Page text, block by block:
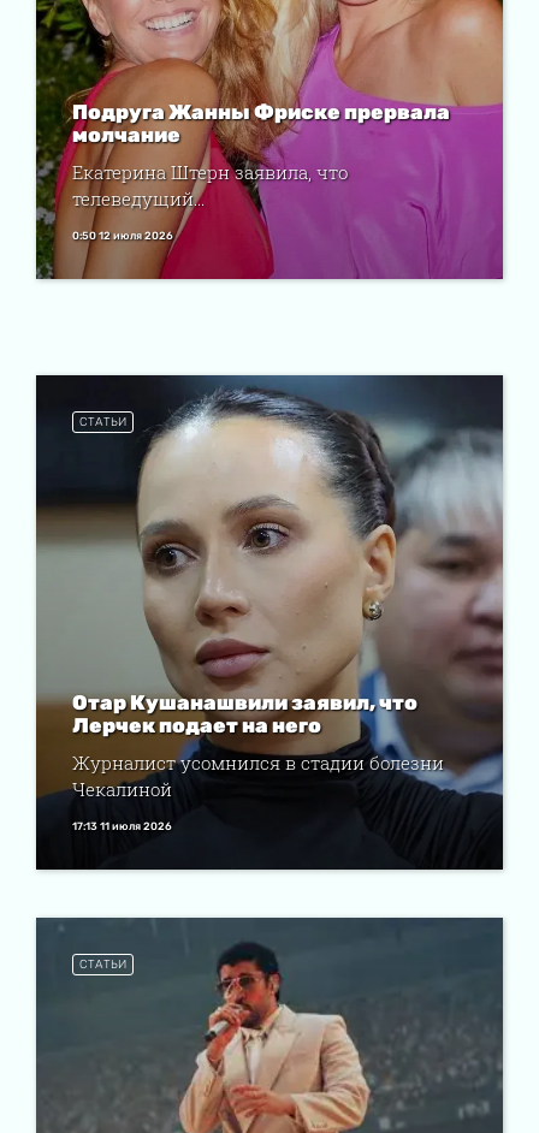
Подруга Жанны Фриске прервала
молчание
Екатерина Штерн заявила, что
телеведущий...
0:50 12 июля 2026
СТАТЬИ
Отар Кушанашвили заявил, что
Лерчек подает на него
Журналист усомнился в стадии болезни
Чекалиной
17:13 11 июля 2026
СТАТЬИ